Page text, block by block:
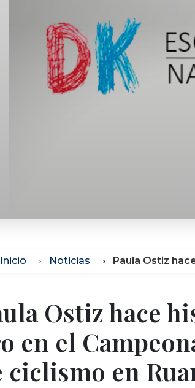
Inicio Noticias Paula Ostiz
Ostiz hace
en el
ciclismo en